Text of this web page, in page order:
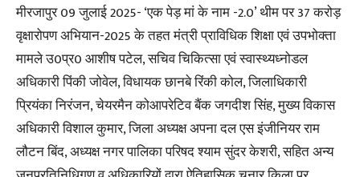
मीरजापुर 09 जुलाई 2025- ‘एक पेड़ मां के नाम -2.0’ थीम पर 37 करोड़
वृक्षारोपण अभियान-2025 के तहत मंत्री प्राविधिक शिक्षा एवं उपभोक्ता
मामले उ0प्र0 आशीष पटेल, सचिव चिकित्सा एवं स्वास्थ्यध्नोडल
अधिकारी पिंकी जोवेल, विधायक छानबे रिंकी कोल, जिलाधिकारी
प्रियंका निरंजन, चेयरमैन कोआपरेटिव बैंक जगदीश सिंह, मुख्य विकास
अधिकारी विशाल कुमार, जिला अध्यक्ष अपना दल एस इंजीनियर राम
लौटन बिंद, अध्यक्ष नगर पालिका परिषद श्याम सुंदर केशरी, सहित अन्य